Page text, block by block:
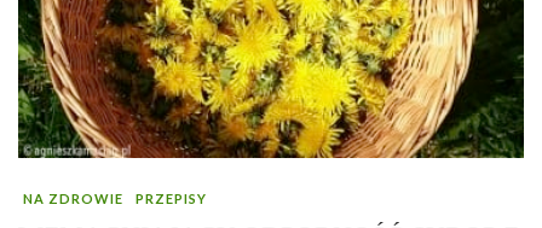
NA ZDROWIE PRZEPISY